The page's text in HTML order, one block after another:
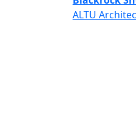
ALTU